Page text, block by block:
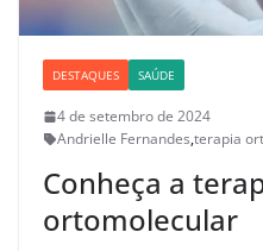
DESTAQUES SAÚDE
4 de setembro de 2024
Andrielle Fernandes,terapia
Conheça a
ortomolecular